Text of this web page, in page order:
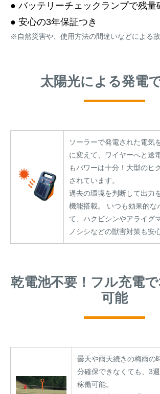
● バッテリーチェックランプで残量
● 安心の3年保証つき
※自然災害や、使用方法の間違いなどによる故
太陽光による発電
ソーラーで発電された電気
に変えて、ワイヤーへと送
もパワーは十分！大型のヒ
されています。
過去の環境を判断して出力
機能搭載。 いつも効果的な
て、ハクビシンやアライグ
ノシシなどの獣害対策も安
乾電池不要！フル充電
可能
曇天や雨天続きの梅雨の
分確保できなくても、3
稼働可能。